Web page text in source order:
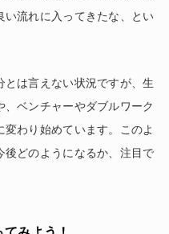
い流れに入ってきたな、とい
は言えない状況ですが、生
ベンチャーやダブルワーク
わり始めています。このよ
後どのようになるか、注目で